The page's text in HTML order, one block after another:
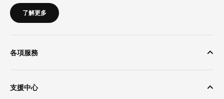
了解更多
各項服務
支援中心